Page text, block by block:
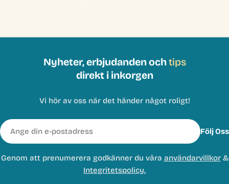
Nyheter, erbjudanden ochtips
direkt i inkorgen
Vi hör av oss när det händer något roligt!
E-
post
Följ Oss
Genom att prenumerera godkänner du våra användarvillkor&
Integritetspolicy.